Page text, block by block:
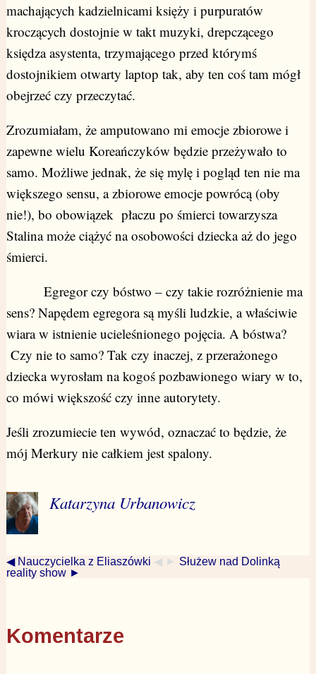
machających kadzielnicami księży i purpuratów
kroczących dostojnie w takt muzyki, drepczącego
księdza asystenta, trzymającego przed którymś
dostojnikiem otwarty laptop tak, aby ten coś tam mógł
obejrzeć czy przeczytać.
Zrozumiałam, że amputowano mi emocje zbiorowe i
zapewne wielu Koreańczyków będzie przeżywało to
samo. Możliwe jednak, że się mylę i pogląd ten nie ma
większego sensu, a zbiorowe emocje powrócą (oby
nie!), bo obowiązek płaczu po śmierci towarzysza
Stalina może ciążyć na osobowości dziecka aż do jego
śmierci.
Egregor czy bóstwo – czy takie rozróżnienie ma
sens? Napędem egregora są myśli ludzkie, a właściwie
wiara w istnienie ucieleśnionego pojęcia. A bóstwa?
Czy nie to samo? Tak czy inaczej, z przerażonego
dziecka wyrosłam na kogoś pozbawionego wiary w to,
co mówi większość czy inne autorytety.
Jeśli zrozumiecie ten wywód, oznaczać to będzie, że
mój Merkury nie całkiem jest spalony.
Katarzyna Urbanowicz
◀ Nauczycielka z Eliaszówki ◀ ► Służew nad Dolinką
reality show ►
Komentarze